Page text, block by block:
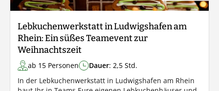
Lebkuchenwerkstatt in Ludwigshafen am
Rhein: Ein süßes Teamevent zur
Weihnachtszeit
ab 15 Personen Dauer: 2,5 Std.
In der Lebkuchenwerkstatt in Ludwigshafen am Rhein